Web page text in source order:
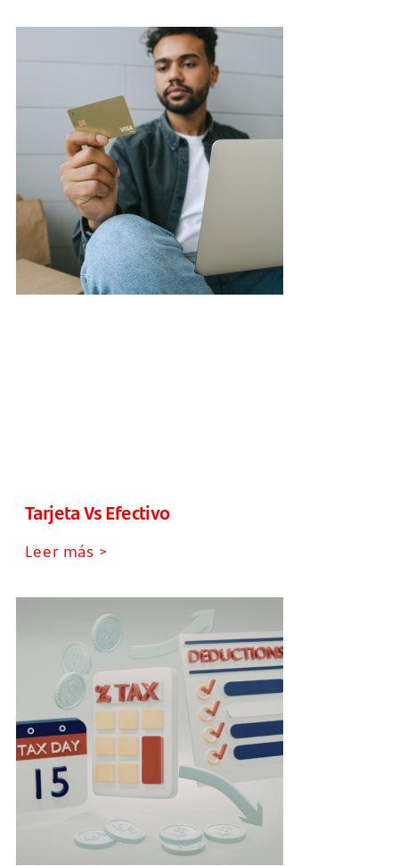
Tarjeta Vs Efectivo
Leer más >